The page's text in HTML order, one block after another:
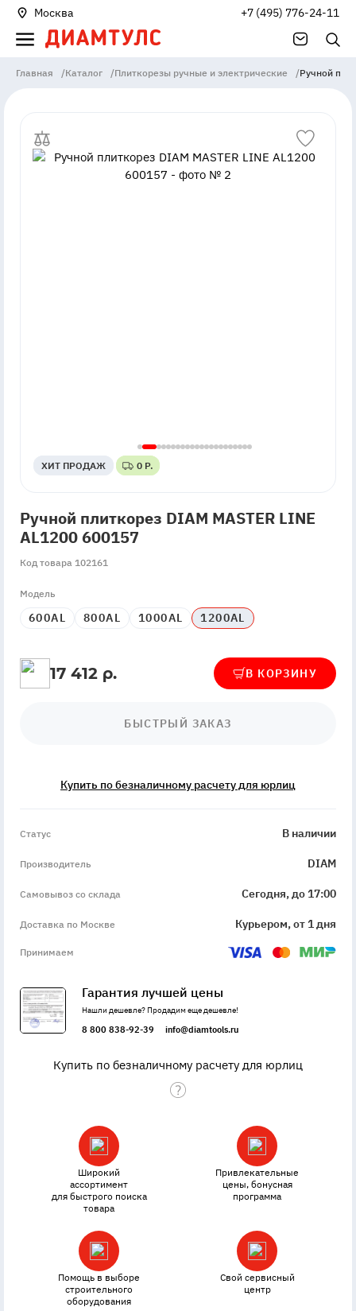
Москва +7 (495) 776-24-11
Главная /Каталог /Плиткорезы ручные и электрические /Ручной
ХИТ ПРОДАЖ 0 Р.
ХИТ ПРОДАЖ 0 Р.
Ручной плиткорез DIAM MASTER LINE
AL1200 600157
Код товара 102161
Модель
600AL 800AL 1000AL 1200AL
17 412 р. В КОРЗИНУ
БЫСТРЫЙ ЗАКАЗ
Купить по безналичному расчету для юрлиц
Статус В наличии
Производитель DIAM
Самовывоз со склада Сегодня, до 17:00
Доставка по Москве Курьером, от 1 дня
Принимаем
Гарантия лучшей цены
Нашли дешевле? Продадим еще дешевле!
8 800 838-92-39 info@diamtools.ru
Купить по безналичному расчету для юрлиц
Широкий
ассортимент
для быстрого поиска
товара
Привлекательные
цены, бонусная
программа
Помощь в выборе
строительного
оборудования
Свой сервисный
центр